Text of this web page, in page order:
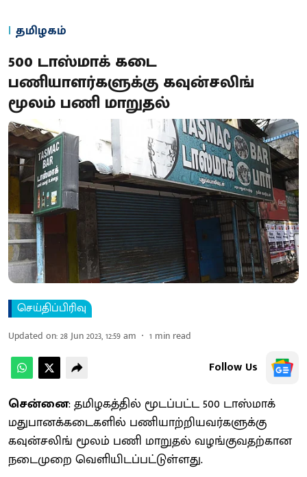
தமிழகம்
500 டாஸ்மாக் கடை
பணியாளர்களுக்கு கவுன்சலிங்
மூலம் பணி மாறுதல்
செய்திப்பிரிவு
Updated on:28 Jun 2023, 12:59 am 1 min read
Follow Us
சென்னை: தமிழகத்தில் மூடப்பட்ட 500 டாஸ்மாக்
மதுபானக்கடைகளில் பணியாற்றியவர்களுக்கு
கவுன்சலிங் மூலம் பணி மாறுதல் வழங்குவதற்கான
நடைமுறை வெளியிடப்பட்டுள்ளது.